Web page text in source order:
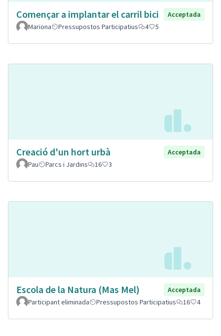
Començar a implantar el carril bici
Acceptada
Mariona
Pressupostos Participatius 4 5
Creació d'un hort urbà
Acceptada
Pau
Parcs i Jardins 16 3
Escola de la Natura (Mas Mel)
Acceptada
Participant eliminada
Pressupostos Participatius 16 4